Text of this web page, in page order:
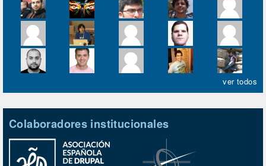
ver todos
Colaboradores institucionales